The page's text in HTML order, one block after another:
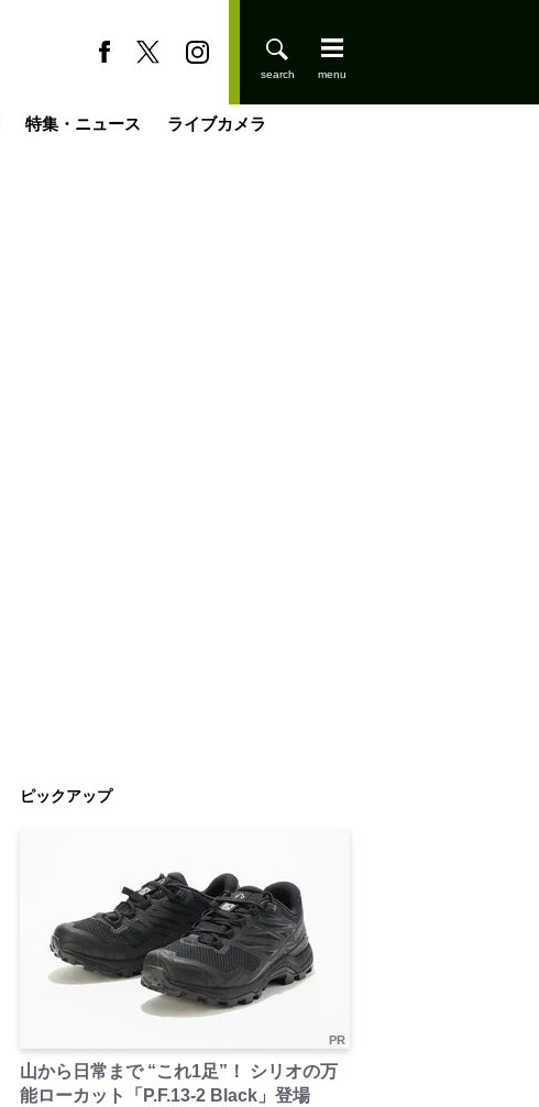
特集・ニュース ライブカメラ
ピックアップ
PR
山から日常まで “これ1足”！ シリオの万
能ローカット「P.F.13-2 Black」登場